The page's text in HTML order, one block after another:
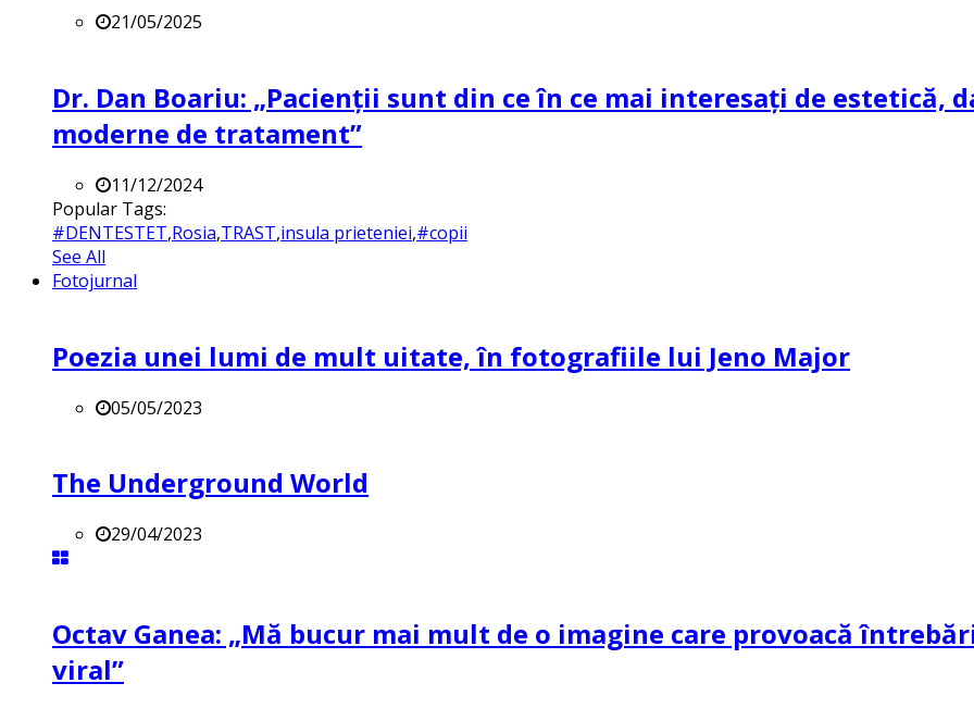
21/05/2025
Dr. Dan Boariu: „Pacienții sunt din ce în ce mai interesați de estetică,
moderne de tratament”
11/12/2024
Popular Tags:
#DENTESTET,Rosia,TRAST,insula prieteniei,#copii
See All
Fotojurnal
Poezia unei lumi de mult uitate, în fotografiile lui Jeno Major
05/05/2023
The Underground World
29/04/2023
Octav Ganea: „Mă bucur mai mult de o imagine care provoacă
viral”